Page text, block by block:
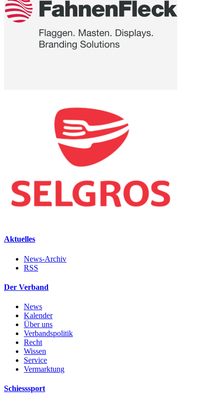
Aktuelles
News-Archiv
RSS
Der Verband
News
Kalender
Über uns
Verbandspolitik
Recht
Wissen
Service
Vermarktung
Schiesssport